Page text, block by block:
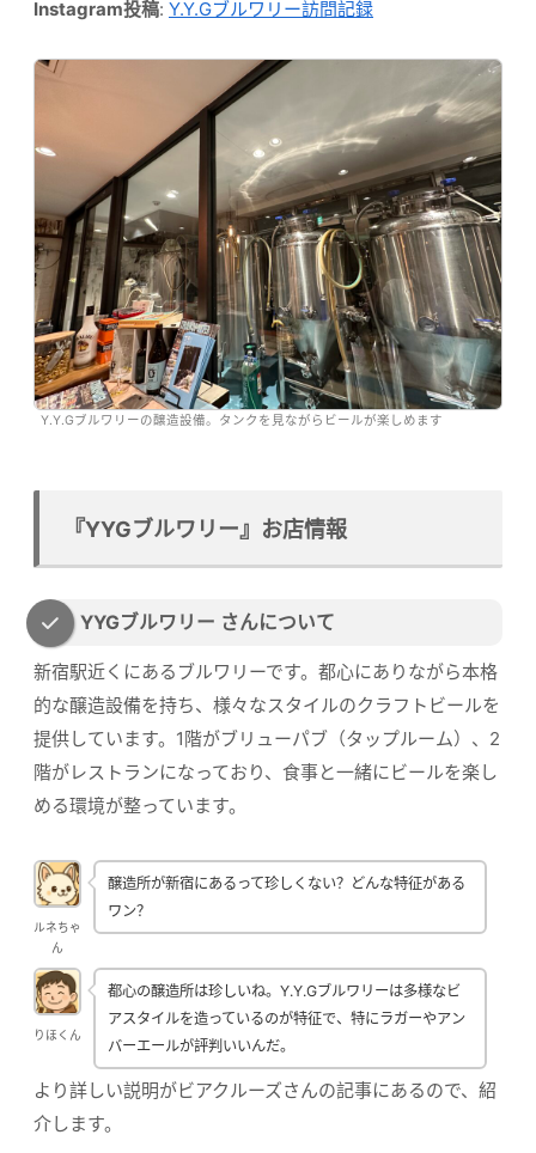
Instagram投稿: Y.Y.Gブルワリー訪問記録
Y.Y.Gブルワリーの醸造設備。タンクを見ながらビールが楽しめます
『YYGブルワリー』お店情報
YYGブルワリー さんについて
新宿駅近くにあるブルワリーです。都心にありながら本格
的な醸造設備を持ち、様々なスタイルのクラフトビールを
提供しています。1階がブリューパブ（タップルーム）、2
階がレストランになっており、食事と一緒にビールを楽し
める環境が整っています。
ルネちゃ
ん
醸造所が新宿にあるって珍しくない？どんな特征がある
ワン？
りほくん
都心の醸造所は珍しいね。Y.Y.Gブルワリーは多様なビ
アスタイルを造っているのが特征で、特にラガーやアン
バーエールが評判いいんだ。
より詳しい説明がビアクルーズさんの記事にあるので、紹
介します。